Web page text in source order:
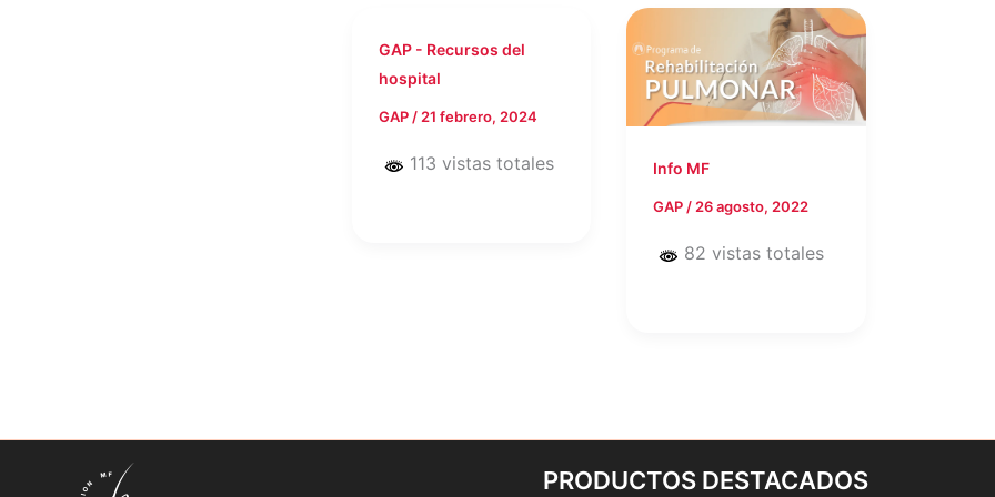
GAP - Recursos del
hospital
GAP / 21 febrero, 2024
113 vistas totales Info MF
GAP / 26 agosto, 2022
82 vistas totales
PRODUCTOS DESTACADOS